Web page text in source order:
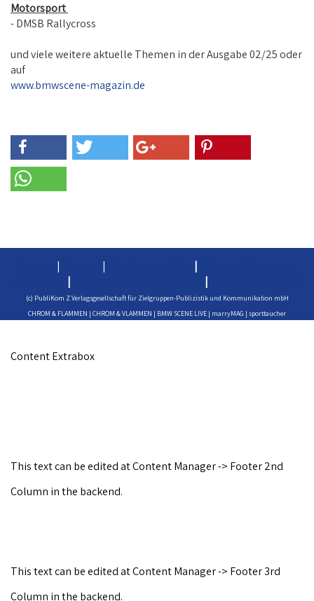
Motorsport
- DMSB Rallycross
und viele weitere aktuelle Themen in der Ausgabe 02/25 oder
auf
www.bmwscene-magazin.de
| | |
| |
(c) PubliKom Z Verlagsgesellschaft für Zielgruppen-Publizistik und Kommunikation mbH
CHROM & FLAMMEN | CHROM & VLAMMEN | BMW SCENE LIVE | marryMAG | sporttaucher
Content Extrabox
This text can be edited at Content Manager -> Footer 2nd
Column in the backend.
This text can be edited at Content Manager -> Footer 3rd
Column in the backend.